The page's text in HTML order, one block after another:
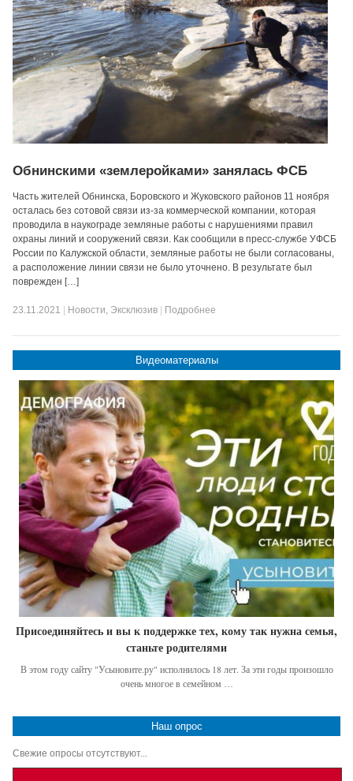
Обнинскими «землеройками» занялась ФСБ
Часть жителей Обнинска, Боровского и Жуковского районов 11 ноября
осталась без сотовой связи из-за коммерческой компании, которая
проводила в наукограде земляные работы с нарушениями правил
охраны линий и сооружений связи. Как сообщили в пресс-службе УФСБ
России по Калужской области, земляные работы не были согласованы,
а расположение линии связи не было уточнено. В результате был
поврежден […]
23.11.2021 Новости, Эксклюзив Подробнее
Видеоматериалы
Присоединяйтесь и вы к поддержке тех, кому так нужна семья,
станьте родителями
В этом году сайту "Усыновите.ру" исполнилось 18 лет. За эти годы произошло
очень многое в семейном …
Наш опрос
Свежие опросы отсутствуют...